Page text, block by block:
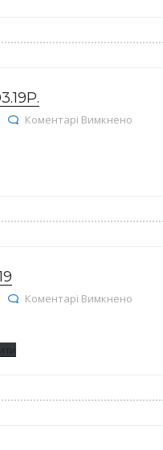
Коментарі Вимкнено
Коментарі Вимкнено